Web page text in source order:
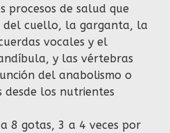
procesos de salud que
del cuello, la garganta, la
vocales y el
y las vértebras
del anabolismo o
desde los nutrientes
8 gotas, 3 a 4 veces por